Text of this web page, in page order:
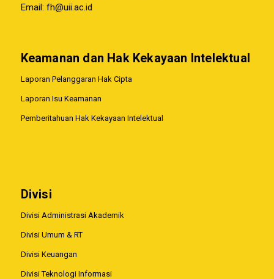
Email: fh@uii.ac.id
Keamanan dan Hak Kekayaan Intelektual
Laporan Pelanggaran Hak Cipta
Laporan Isu Keamanan
Pemberitahuan Hak Kekayaan Intelektual
Divisi
Divisi Administrasi Akademik
Divisi Umum & RT
Divisi Keuangan
Divisi Teknologi Informasi